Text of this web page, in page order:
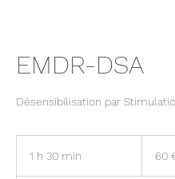
EMDR-DSA
Désensibilisation par
1 h 30 min 60